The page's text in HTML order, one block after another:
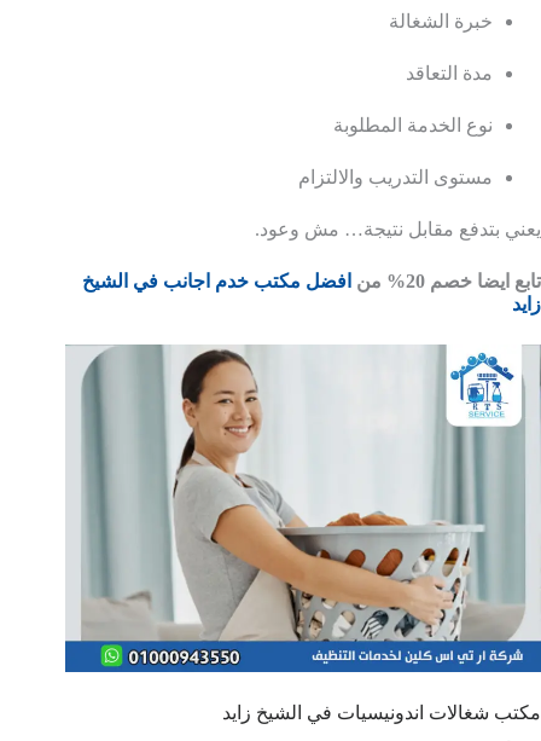
خبرة الشغالة
مدة التعاقد
نوع الخدمة المطلوبة
مستوى التدريب والالتزام
يعني بتدفع مقابل نتيجة… مش وعود.
تابع ايضا خصم 20% من
افضل مكتب خدم اجانب في الشيخ
زايد
مكتب شغالات اندونيسيات في الشيخ زايد